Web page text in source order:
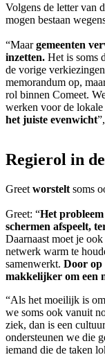
Volgens de letter van
mogen bestaan
“Maargemeenten
inzetten. Het is soms
de vorige
memorandum op,
rol binnen Comeet.
werken voor de lokale
het juiste evenwicht
Regierol in
Greet worstelt soms
Greet: “Het
schermen afspeelt,
Daarnaast moet je
netwerk warm te
samenwerkt. Door op
makkelijker om een
“Als het moeilijk is
we soms ook vanuit
ziek, dan is een
ondersteunen we die
iemand die de taken